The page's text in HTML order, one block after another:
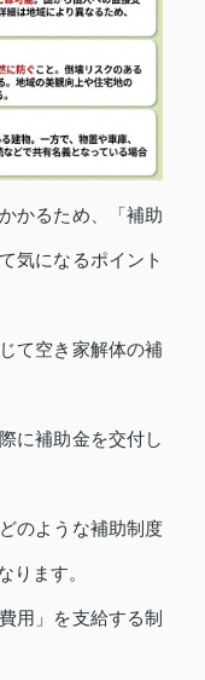
かるため、「補助
気になるポイント
て空き家解体の補
に補助金を交付し
のような補助制度
ります。
用」を支給する制